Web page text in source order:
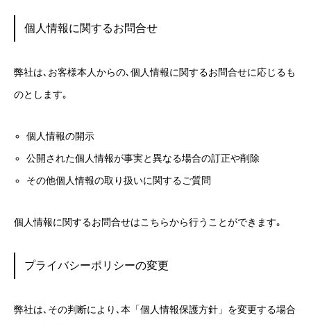
個人情報に関するお問合せ
弊社は､お客様本人からの､個人情報に関するお問合せに応じるも
のとします｡
個人情報の開示
公開された個人情報が事実と異なる場合の訂正や削除
その他個人情報の取り扱いに関するご質問
個人情報に関するお問合せはこちらから行うことができます｡
プライバシーポリシーの変更
弊社は､その判断により､本「個人情報保護方針」を変更する場合